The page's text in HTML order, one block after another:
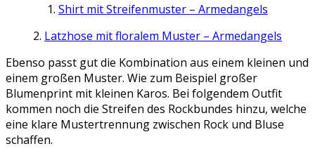
1. Shirt mit Streifenmuster – Armedangels
2. Latzhose mit floralem Muster – Armedangels
Ebenso passt gut die Kombination aus einem kleinen und
einem großen Muster. Wie zum Beispiel großer
Blumenprint mit kleinen Karos. Bei folgendem Outfit
kommen noch die Streifen des Rockbundes hinzu, welche
eine klare Mustertrennung zwischen Rock und Bluse
schaffen.